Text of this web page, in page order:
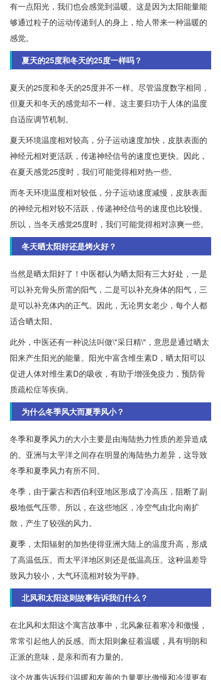
有一点阳光，我们也会感觉到温暖。这是因为太阳能量能
够通过粒子的运动传递到人的身上，给人带来一种温暖的
感觉。
夏天的25度和冬天的25度一样吗？
夏天的25度和冬天的25度并不一样。尽管温度数字相同，
但夏天和冬天的感觉却不一样。这主要归功于人体的温度
自适应调节机制。
夏天环境温度相对较高，分子运动速度加快，皮肤表面的
神经元相对更活跃，传递神经信号的速度也更快。因此，
在夏天感觉25度时，我们可能觉得相对热一些。
而冬天环境温度相对较低，分子运动速度减慢，皮肤表面
的神经元相对较不活跃，传递神经信号的速度也比较慢。
所以，当冬天感觉25度时，我们可能觉得相对凉爽一些。
冬天晒太阳好还是烤火好？
当然是晒太阳好了！中医都认为晒太阳有三大好处，一是
可以补充骨头所需的阳气，二是可以补充身体的阳气，三
是可以补充体内的正气。因此，无论男女老少，每个人都
适合晒太阳。
此外，中医还有一种说法叫做\"采日精\"，意思是通过晒太
阳来产生阳光的能量。阳光中富含维生素D，晒太阳可以
促进人体对维生素D的吸收，有助于增强免疫力，预防骨
质疏松症等疾病。
为什么冬季风大而夏季风小？
冬季和夏季风力的大小主要是由海陆热力性质的差异造成
的。亚洲与太平洋之间存在明显的海陆热力差异，这导致
冬季和夏季风力有所不同。
冬季，由于蒙古和西伯利亚地区形成了冷高压，阻断了副
极地低气压带。所以，在这些地区，冷空气由北向南扩
散，产生了较强的风力。
夏季，太阳辐射的加热使得亚洲大陆上的温度升高，形成
了高温低压。而太平洋地区则还是低温高压。这种温差导
致风力较小，大气环流相对较为平静。
北风和太阳这则故事告诉我们什么？
在北风和太阳这个寓言故事中，北风象征着寒冷和傲慢，
常常引起他人的反感。而太阳则象征着温暖，具有明朗和
正派的意味，是亲和而有力量的。
这个故事告诉我们温暖和友善的力量要比傲慢和冷漠更有